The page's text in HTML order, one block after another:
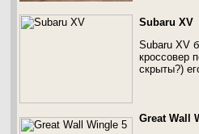
Subaru XV
Subaru XV
кроссовер
скрыты?)
Great Wall